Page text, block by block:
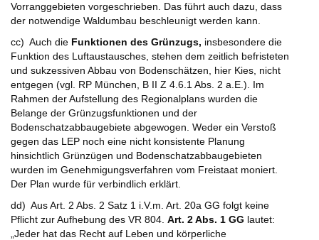
Vorranggebieten vorgeschrieben. Das führt auch dazu, dass
der notwendige Waldumbau beschleunigt werden kann.
cc) Auch die Funktionen des Grünzugs, insbesondere die
Funktion des Luftaustausches, stehen dem zeitlich befristeten
und sukzessiven Abbau von Bodenschätzen, hier Kies, nicht
entgegen (vgl. RP München, B II Z 4.6.1 Abs. 2 a.E.). Im
Rahmen der Aufstellung des Regionalplans wurden die
Belange der Grünzugsfunktionen und der
Bodenschatzabbaugebiete abgewogen. Weder ein Verstoß
gegen das LEP noch eine nicht konsistente Planung
hinsichtlich Grünzügen und Bodenschatzabbaugebieten
wurden im Genehmigungsverfahren vom Freistaat moniert.
Der Plan wurde für verbindlich erklärt.
dd) Aus Art. 2 Abs. 2 Satz 1 i.V.m. Art. 20a GG folgt keine
Pflicht zur Aufhebung des VR 804. Art. 2 Abs. 1 GG lautet:
„Jeder hat das Recht auf Leben und körperliche